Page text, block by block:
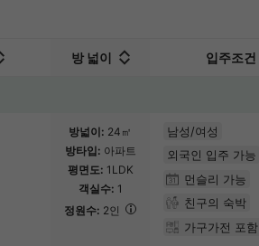
방 넓이 입주조건
방넓이 24㎡
방타입 아파트
평면도 1LDK
객실수 1
정원수 2인
남성/여성
외국인 입주 가능
먼슬리 가능
친구의 숙박
가구가전 포함